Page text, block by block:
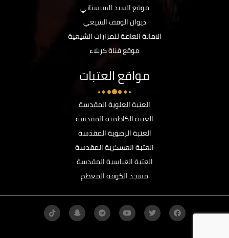
موقع السيد السيستاني
ديوان الوقف الشيعي
الامانة العامة للمزارات الشيعية
موقع قناة كربلاء
مواقع العتبات
العتبة العلوية المقدسة
العتبة الكاظمية المقدسة
العتبة الرضوية المقدسة
العتبة العسكرية المقدسة
العتبة العباسية المقدسة
مسجد الكوفة المعظم